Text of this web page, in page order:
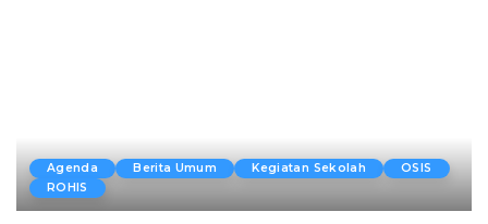
Agenda Berita Umum Kegiatan Sekolah
OSIS
ROHIS